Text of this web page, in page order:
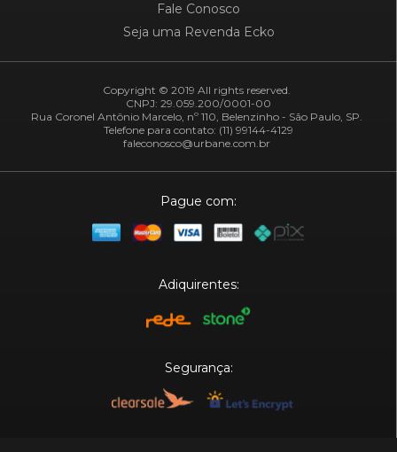
Fale Conosco
Seja uma Revenda Ecko
Copyright © 2019 All rights reserved.
CNPJ: 29.059.200/0001-00
Rua Coronel Antônio Marcelo, nº 110, Belenzinho - São Paulo, SP.
Telefone para contato: (11) 99144-4129
faleconosco@urbane.com.br
Pague com:
Adiquirentes:
Segurança: